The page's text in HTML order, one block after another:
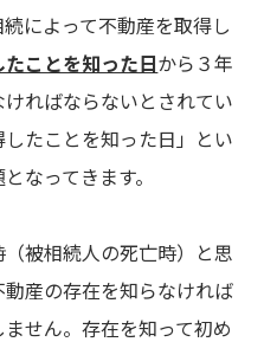
によって不動産を取得し
ことを知った日から３年
ればならないとされてい
たことを知った日」とい
なってきます。
被相続人の死亡時）と思
産の存在を知らなければ
せん。存在を知って初め